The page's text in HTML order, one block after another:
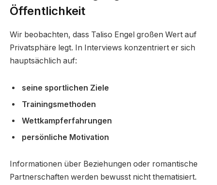
Öffentlichkeit
Wir beobachten, dass Taliso Engel großen Wert auf
Privatsphäre legt. In Interviews konzentriert er sich
hauptsächlich auf:
seine sportlichen Ziele
Trainingsmethoden
Wettkampferfahrungen
persönliche Motivation
Informationen über Beziehungen oder romantische
Partnerschaften werden bewusst nicht thematisiert.